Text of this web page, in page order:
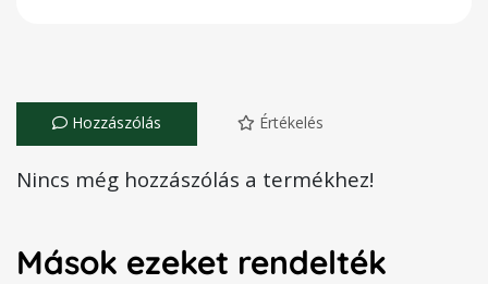
Hozzászólás Értékelés
Nincs még hozzászólás a termékhez!
Mások ezeket rendelték